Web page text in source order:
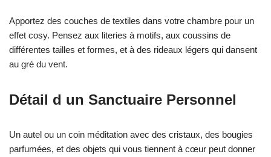
Apportez des couches de textiles dans votre chambre pour un
effet cosy. Pensez aux literies à motifs, aux coussins de
différentes tailles et formes, et à des rideaux légers qui dansent
au gré du vent.
Détail d un Sanctuaire Personnel
Un autel ou un coin méditation avec des cristaux, des bougies
parfumées, et des objets qui vous tiennent à cœur peut donner